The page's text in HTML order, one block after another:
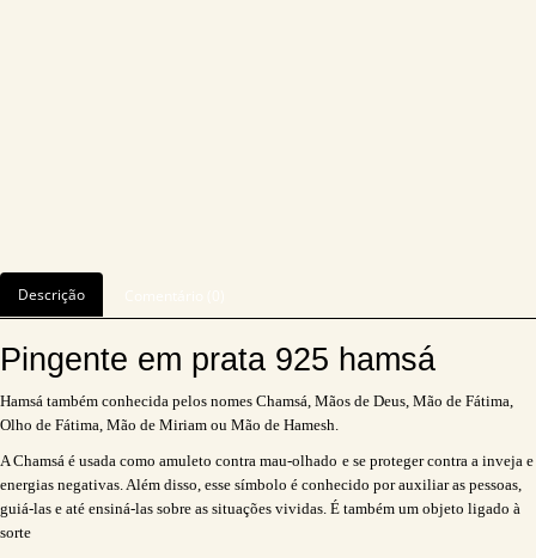
Descrição
Pingente em prata 925 hamsá
Hamsá também conhecida pelos nomes Chamsá, Mãos de Deus, Mão de Fátima,
Olho de Fátima, Mão de Miriam ou Mão de Hamesh.
A Chamsá é usada como amuleto contra mau-olhado e se proteger contra a inveja e
energias negativas. Além disso, esse símbolo é conhecido por auxiliar as pessoas,
guiá-las e até ensiná-las sobre as situações vividas. É também um objeto ligado à
sorte